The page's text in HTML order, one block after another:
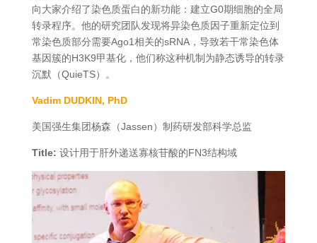
向大家介绍了染色质蛋白的新功能：建立G0期细胞的全局
转录程序。他的研究团队发现将异染色质因子重新定位到
常染色质部分需要Ago1相关的sRNA，导致若干常染色体
基因簇的H3K9甲基化，他们称这种机制为静态诱导的转录
沉默（QuieTS）。
Vadim DUDKIN, PhD
美国强生集团杨森（Jassen）制药研发部科学总监
Title: 设计用于肝外递送寡核苷酸的FN3结构域